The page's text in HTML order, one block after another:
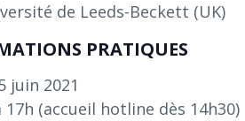
de Leeds-Beckett (UK)
PRATIQUES
juin 2021
17h (accueil hotline dès 14h30)